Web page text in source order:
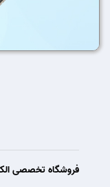
فروشگاه تخصصی